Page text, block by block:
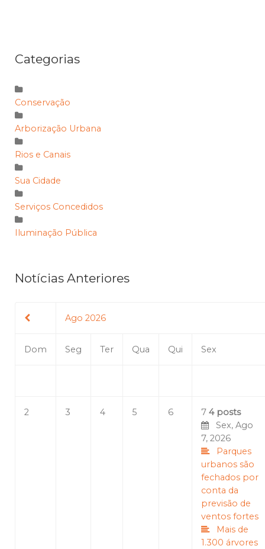
Categorias
Conservação
Arborização Urbana
Rios e Canais
Sua Cidade
Serviços Concedidos
Iluminação Pública
Notícias Anteriores
Ago 2026
Dom Seg Ter Qua Qui Sex
2 3 4 5 6 7 4 posts
Sex, Ago
7, 2026
Parques
urbanos são
fechados por
conta da
previsão de
ventos fortes
Mais de
1.300 árvores